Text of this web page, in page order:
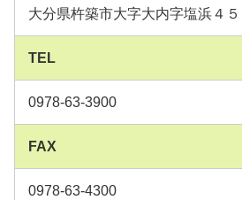
大分県杵築市大字大内字塩浜４５
TEL
0978-63-3900
FAX
0978-63-4300